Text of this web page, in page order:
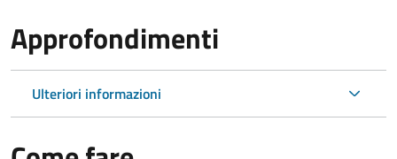
Approfondimenti
Ulteriori informazioni